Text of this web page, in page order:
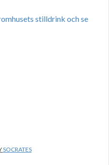
stilldrink och se
SOCRATES